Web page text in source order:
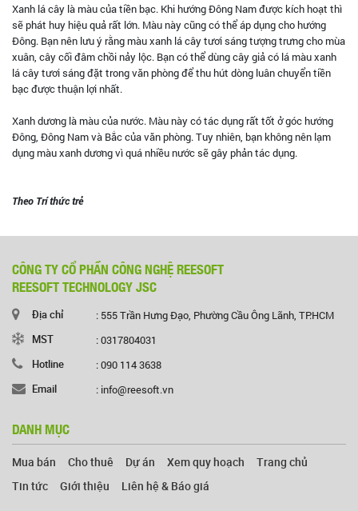
Xanh lá cây là màu của tiền bạc. Khi hướng Đông Nam được kích hoạt thì
sẽ phát huy hiệu quả rất lớn. Màu này cũng có thể áp dụng cho hướng
Đông. Bạn nên lưu ý rằng màu xanh lá cây tươi sáng tượng trưng cho mùa
xuân, cây cối đâm chồi nảy lộc. Bạn có thể dùng cây giả có lá màu xanh
lá cây tươi sáng đặt trong văn phòng để thu hút dòng luân chuyển tiền
bạc được thuận lợi nhất.
Xanh dương là màu của nước. Màu này có tác dụng rất tốt ở góc hướng
Đông, Đông Nam và Bắc của văn phòng. Tuy nhiên, bạn không nên lạm
dụng màu xanh dương vì quá nhiều nước sẽ gây phản tác dụng.
Theo Trí thức trẻ
CÔNG TY CỔ PHẦN CÔNG NGHỆ REESOFT
REESOFT TECHNOLOGY JSC
Địa chỉ
: 555 Trần Hưng Đạo, Phường Cầu Ông Lãnh, TP.HCM
MST
: 0317804031
Hotline
: 090 114 3638
Email
: info@reesoft.vn
DANH MỤC
Mua bán Cho thuê Dự án Xem quy hoạch
Trang chủ
Tin tức
Giới thiệu Liên hệ & Báo giá